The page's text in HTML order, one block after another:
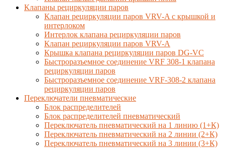
Клапаны рециркуляции паров
Клапан рециркуляции паров VRV-A с крышкой и
интерлоком
Интерлок клапана рециркуляции паров
Клапан рециркуляции паров VRV-A
Крышка клапана рециркуляции паров DG-VC
Быстроразъемное соединение VRF 308-1 клапана
рециркуляции паров
Быстроразъемное соединение VRF-308-2 клапана
рециркуляции паров
Переключатели пневматические
Блок распределителей
Блок распределителей пневматический
Переключатель пневматический на 1 линию (1+К)
Переключатель пневматический на 2 линии (2+К)
Переключатель пневматический на 3 линии (3+К)